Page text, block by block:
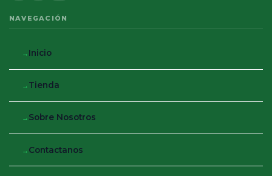
NAVEGACIÓN
Inicio
Tienda
Sobre Nosotros
Contactanos